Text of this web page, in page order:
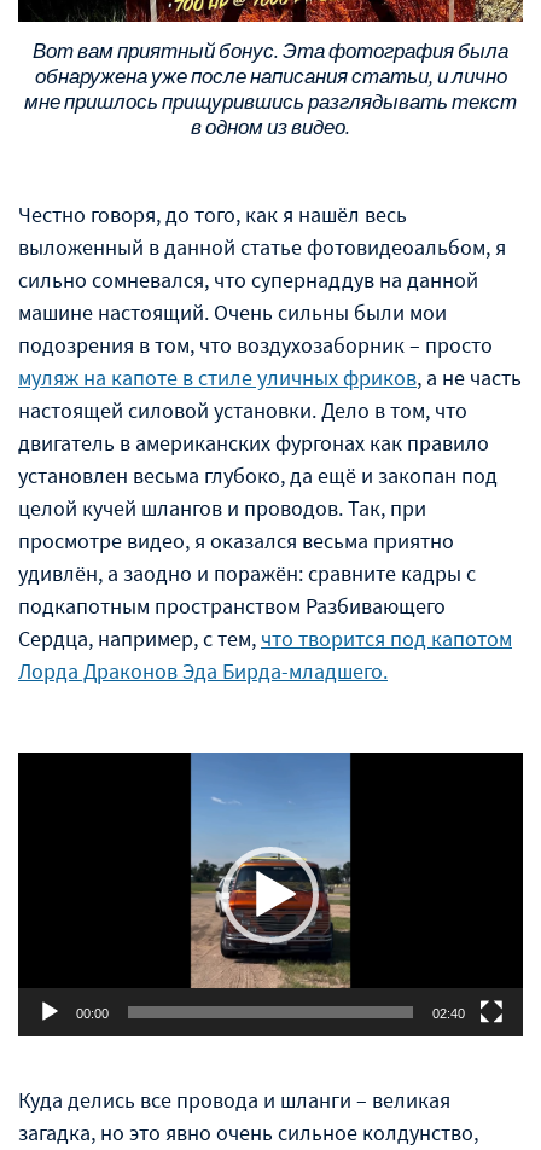
Вот вам приятный бонус. Эта фотография была
обнаружена уже после написания статьи, и лично
мне пришлось прищурившись разглядывать текст
в одном из видео.
Честно говоря, до того, как я нашёл весь
выложенный в данной статье фотовидеоальбом, я
сильно сомневался, что супернаддув на данной
машине настоящий. Очень сильны были мои
подозрения в том, что воздухозаборник – просто
муляж на капоте в стиле уличных фриков, а не часть
настоящей силовой установки. Дело в том, что
двигатель в американских фургонах как правило
установлен весьма глубоко, да ещё и закопан под
целой кучей шлангов и проводов. Так, при
просмотре видео, я оказался весьма приятно
удивлён, а заодно и поражён: сравните кадры с
подкапотным пространством Разбивающего
Сердца, например, с тем, что творится под капотом
Лорда Драконов Эда Бирда-младшего.
00:00 02:40
Куда делись все провода и шланги – великая
загадка, но это явно очень сильное колдунство,